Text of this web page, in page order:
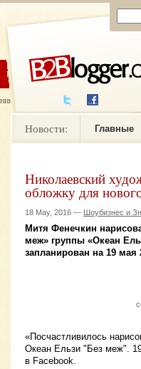
ЦЕНЫ ПОМОЩЬ
новостей
Новости: Главные
Николаевский
обложку для
18 May, 2016 — Шоубизнес и
Митя Фенечкин
меж» группы «Океан
запланирован на 19 мая
«Посчастливилось
Океан Ельзи "Без меж".
в Facebook.